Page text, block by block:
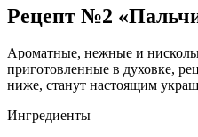
Рецепт №2
Ароматные, нежные и
приготовленные в духовке,
ниже, станут настоящим
Ингредиенты